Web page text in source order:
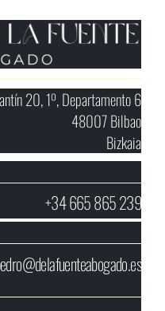
20, 1º, Departamento 6
48007 Bilbao
Bizkaia
+34 665 865 239